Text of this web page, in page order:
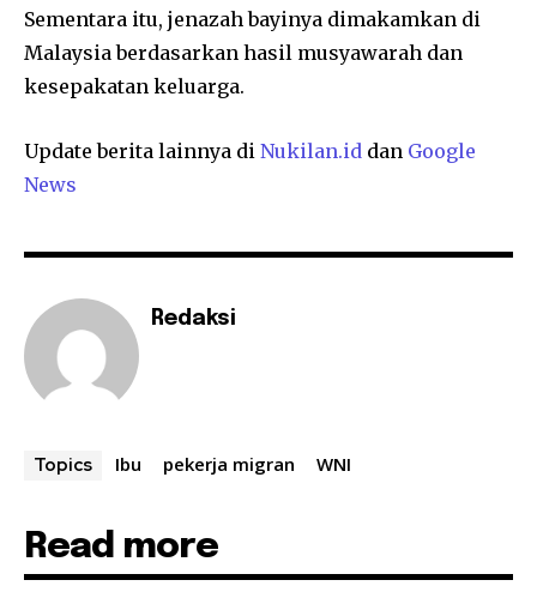
Sementara itu, jenazah bayinya dimakamkan di
Malaysia berdasarkan hasil musyawarah dan
kesepakatan keluarga.
Update berita lainnya di Nukilan.id dan Google
News
Redaksi
Topics Ibu pekerja migran WNI
Read more